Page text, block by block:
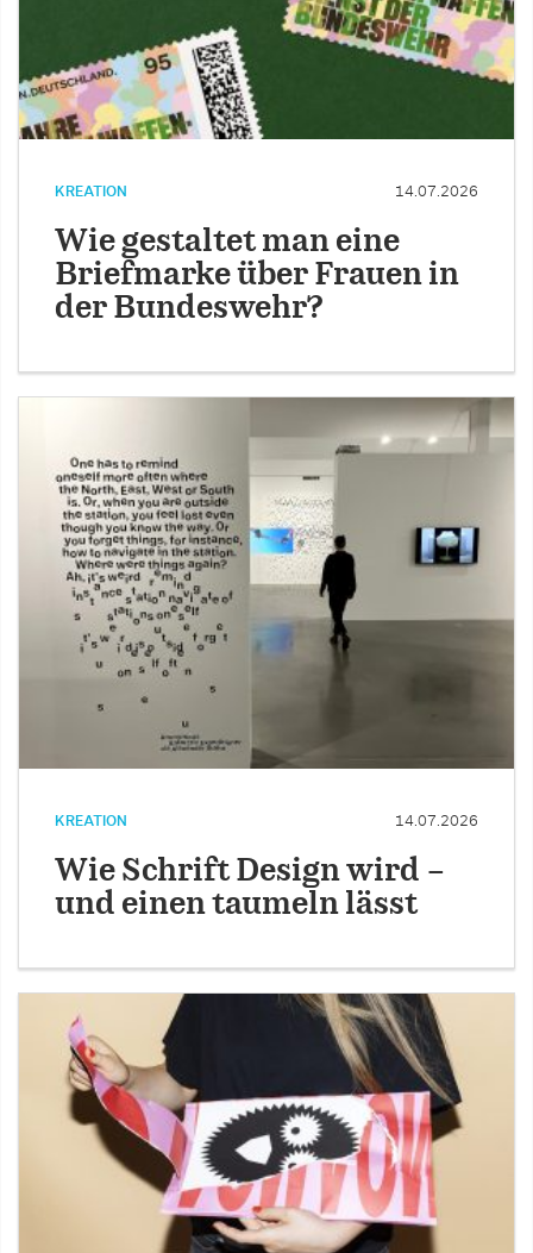
KREATION 14.07.2026
Wie gestaltet man eine
Briefmarke über Frauen in
der Bundeswehr?
KREATION 14.07.2026
Wie Schrift Design wird –
und einen taumeln lässt